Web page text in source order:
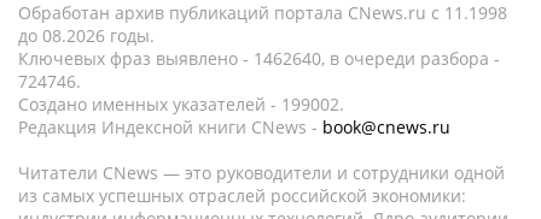
Обработан архив публикаций портала CNews.ru c 11.1998
до 08.2026 годы.
Ключевых фраз выявлено - 1462640, в очереди разбора -
724746.
Создано именных указателей - 199002.
Редакция Индексной книги CNews - book@cnews.ru
Читатели CNews — это руководители и сотрудники одной
из самых успешных отраслей российской экономики: